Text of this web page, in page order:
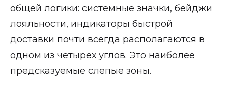
общей логики: системные значки, бейджи
лояльности, индикаторы быстрой
доставки почти всегда располагаются в
одном из четырёх углов. Это наиболее
предсказуемые слепые зоны.